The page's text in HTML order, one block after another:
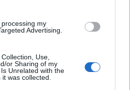
my
Advertising.
Use,
or Sharing of my
Unrelated with the
was collected.
tirano la
Le banche